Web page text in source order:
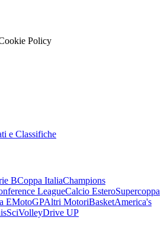
Policy
e Classifiche
BCoppa ItaliaChampions
LeagueCalcio EsteroSupercoppa
EMotoGPAltri MotoriBasketAmerica's
SciVolleyDrive UP